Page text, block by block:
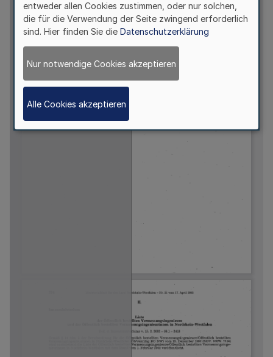
entweder allen Cookies zustimmen, oder nur solchen,
die für die Verwendung der Seite zwingend erforderlich
sind. Hier finden Sie die Datenschutzerklärung
Nur notwendige Cookies akzeptieren
Alle Cookies akzeptieren